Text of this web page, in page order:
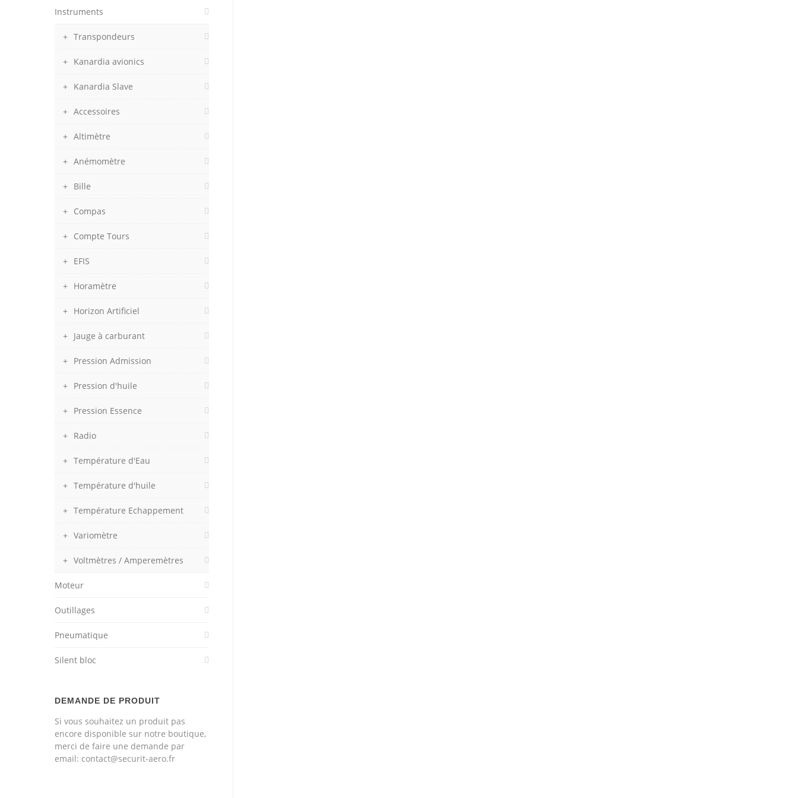
Instruments
Transpondeurs
Kanardia avionics
Kanardia Slave
Accessoires
Altimètre
Anémomètre
Bille
Compas
Compte Tours
EFIS
Horamètre
Horizon Artificiel
Jauge à carburant
Pression Admission
Pression d'huile
Pression Essence
Radio
Température d'Eau
Température d'huile
Température Echappement
Variomètre
Voltmètres / Amperemètres
Moteur
Outillages
Pneumatique
Silent bloc
DEMANDE DE PRODUIT
Si vous souhaitez un produit pas
encore disponible sur notre boutique,
merci de faire une demande par
email: contact@securit-aero.fr